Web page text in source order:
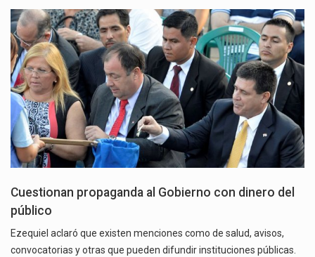
Cuestionan propaganda al Gobierno con dinero del
público
Ezequiel aclaró que existen menciones como de salud, avisos,
convocatorias y otras que pueden difundir instituciones públicas.